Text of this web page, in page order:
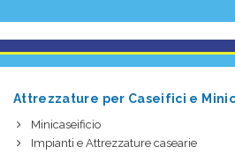
Attrezzature per Caseifici e
Minicaseificio
Impianti e Attrezzature casearie